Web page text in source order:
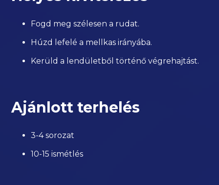
Fogd meg szélesen a rudat.
Húzd lefelé a mellkas irányába.
Kerüld a lendületből történő végrehajtást.
Ajánlott terhelés
3-4 sorozat
10-15 ismétlés